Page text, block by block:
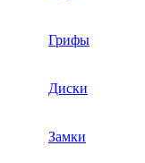
Грифы
Диски
Замки